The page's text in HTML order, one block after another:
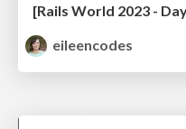
eileencodes